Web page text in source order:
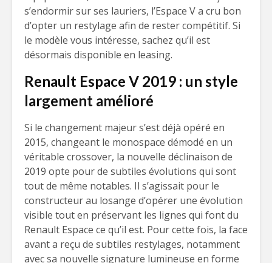
s’endormir sur ses lauriers, l’Espace V a cru bon
d’opter un restylage afin de rester compétitif. Si
le modèle vous intéresse, sachez qu’il est
désormais disponible en leasing.
Renault Espace V 2019 : un style
largement amélioré
Si le changement majeur s’est déjà opéré en
2015, changeant le monospace démodé en un
véritable crossover, la nouvelle déclinaison de
2019 opte pour de subtiles évolutions qui sont
tout de même notables. Il s’agissait pour le
constructeur au losange d’opérer une évolution
visible tout en préservant les lignes qui font du
Renault Espace ce qu’il est. Pour cette fois, la face
avant a reçu de subtiles restylages, notamment
avec sa nouvelle signature lumineuse en forme